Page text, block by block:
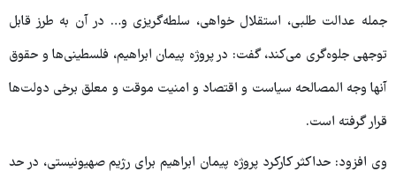
جمله عدالت طلبی، استقلال خواهی، سلطه‌گریزی و… در آن به طرز قابل
توجهی جلوه‌گری می‌کند، گفت: در پروژه پیمان ابراهیم، فلسطینی‌ها و حقوق
آنها وجه المصالحه سیاست و اقتصاد و امنیت موقت و معلق برخی دولت‌ها
قرار گرفته است.
وی افزود: حداکثر کارکرد پروژه پیمان ابراهیم برای رژیم صهیونیستی، در حد